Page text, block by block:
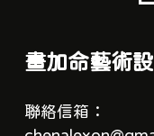
畫加命藝術
聯絡信箱：